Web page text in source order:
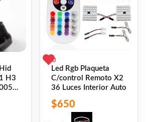
Facebook
WhatsApp
GmailEmailCopy
Link
este producto
H3
0
Led Rgb Plaqueta
C/control Remoto X2
36 Luces Interior Auto
$650